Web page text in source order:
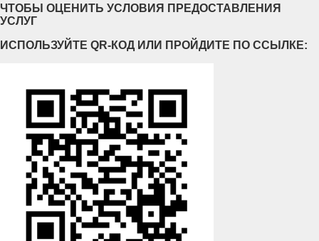
ЧТОБЫ ОЦЕНИТЬ УСЛОВИЯ ПРЕДОСТАВЛЕНИЯ
УСЛУГ
ИСПОЛЬЗУЙТЕ QR-КОД ИЛИ ПРОЙДИТЕ ПО ССЫЛКЕ: